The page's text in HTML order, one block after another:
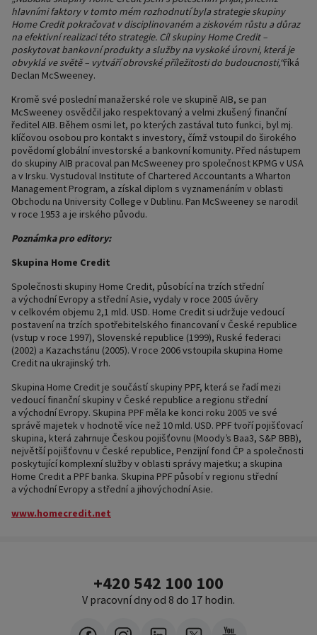
hlavními faktory v tomto mém rozhodnutí byla strategie skupiny
Home Credit pokračovat v disciplinovaném a ziskovém růstu a důraz
na efektivní realizaci této strategie. Cíl skupiny Home Credit –
poskytovat bankovní produkty a služby na vyskoké úrovni, která je
obvyklá ve světě – vytváří obrovské příležitosti do budoucnosti,“říká
Declan McSweeney.
Kromě své poslední manažerské role ve skupině AIB, se pan
McSweeney osvědčil jako respektovaný a velmi zkušený finanční
ředitel AIB. Během osmi let, po kterých zastával tuto funkci, byl mj.
klíčovou osobou pro kontakt s investory, čímž vstoupil do širokého
povědomí globální investorské a bankovní komunity. Před nástupem
do skupiny AIB pracoval pan McSweeney pro společnost KPMG v USA
a v Irsku. Vystudoval Institute of Chartered Accountants a Wharton
Management Program, a získal diplom s vyznamenáním v oblasti
Obchodu na University College v Dublinu. Pan McSweeney se narodil
v roce 1953 a je irského původu.
Poznámka pro editory:
Skupina Home Credit
Společnosti skupiny Home Credit, působící na trzích střední
a východní Evropy a střední Asie, vydaly v roce 2005 úvěry
v celkovém objemu 2,1 mld. USD. Home Credit si udržuje vedoucí
postavení na trzích spotřebitelského financovaní v České republice
(vstup v roce 1997), Slovenské republice (1999), Ruské federaci
(2002) a Kazachstánu (2005). V roce 2006 vstoupila skupina Home
Credit na ukrajinský trh.
Skupina Home Credit je součástí skupiny PPF, která se řadí mezi
vedoucí finanční skupiny v České republice a regionu střední
a východní Evropy. Skupina PPF měla ke konci roku 2005 ve své
správě majetek v hodnotě více než 10 mld. USD. PPF tvoří pojišťovací
skupina, která zahrnuje Českou pojišťovnu (Moody’s Baa3, S&P BBB),
největší pojišťovnu v České republice, Penzijní fond ČP a společnosti
poskytující komplexní služby v oblasti správy majetku; a skupina
Home Credit a PPF banka. Skupina PPF působí v regionu střední
a východní Evropy a střední a jihovýchodní Asie.
www.homecredit.net
+420 542 100 100
V pracovní dny od 8 do 17 hodin.